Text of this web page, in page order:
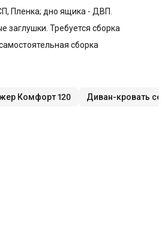
Пленка; дно ящика - ДВП.
заглушки. Требуется сборка
сборка
Комфорт 120 Диван-кровать